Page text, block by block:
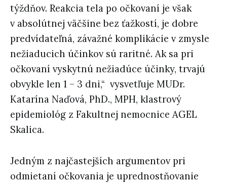
týždňov. Reakcia tela po očkovaní je však
v absolútnej väčšine bez ťažkostí, je dobre
predvídateľná, závažné komplikácie v zmysle
nežiaducich účinkov sú raritné. Ak sa pri
očkovaní vyskytnú nežiadúce účinky, trvajú
obvykle len 1 – 3 dni,“ vysvetľuje MUDr.
Katarína Naďová, PhD., MPH, klastrový
epidemiológ z Fakultnej nemocnice AGEL
Skalica.
Jedným z najčastejších argumentov pri
odmietaní očkovania je uprednostňovanie